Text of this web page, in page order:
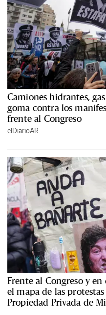
Camiones hidrantes,
goma contra los
frente al Congreso
elDiarioAR
Frente al Congreso y
el mapa de las
Propiedad Privada de